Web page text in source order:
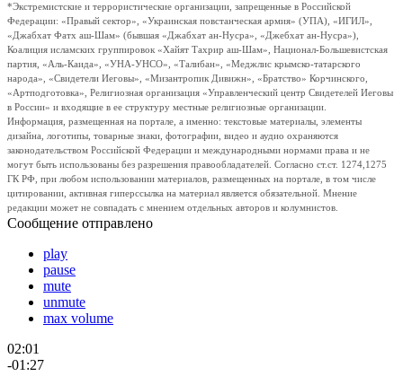
*Экстремистские и террористические организации, запрещенные в Российской
Федерации: «Правый сектор», «Украинская повстанческая армия» (УПА), «ИГИЛ»,
«Джабхат Фатх аш-Шам» (бывшая «Джабхат ан-Нусра», «Джебхат ан-Нусра»),
Коалиция исламских группировок «Хайят Тахрир аш-Шам», Национал-Большевистская
партия, «Аль-Каида», «УНА-УНСО», «Талибан», «Меджлис крымско-татарского
народа», «Свидетели Иеговы», «Мизантропик Дивижн», «Братство» Корчинского,
«Артподготовка», Религиозная организация «Управленческий центр Свидетелей Иеговы
в России» и входящие в ее структуру местные религиозные организации.
Информация, размещенная на портале, а именно: текстовые материалы, элементы
дизайна, логотипы, товарные знаки, фотографии, видео и аудио охраняются
законодательством Российской Федерации и международными нормами права и не
могут быть использованы без разрешения правообладателей. Согласно ст.ст. 1274,1275
ГК РФ, при любом использовании материалов, размещенных на портале, в том числе
цитировании, активная гиперссылка на материал является обязательной. Мнение
редакции может не совпадать с мнением отдельных авторов и колумнистов.
Сообщение отправлено
play
pause
mute
unmute
max volume
02:01
-01:27